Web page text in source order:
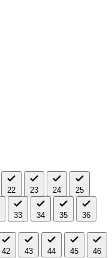
22 23 24 25
33 34 35 36
42 43 44 45 46